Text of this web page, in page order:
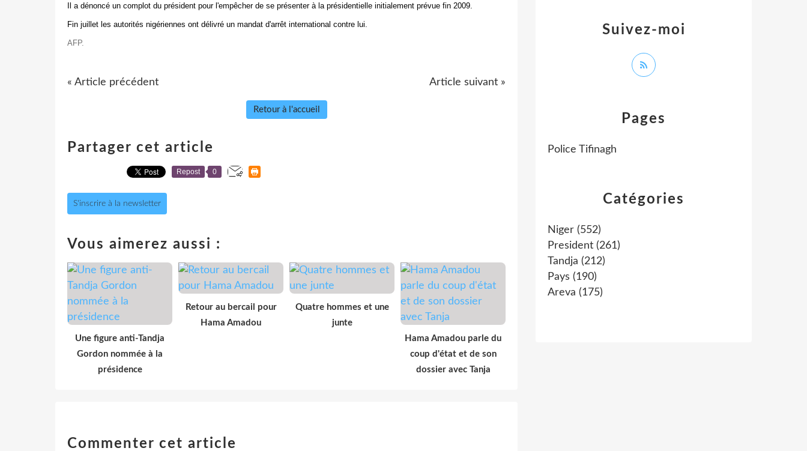
Il a dénoncé un complot du président pour l'empêcher de se présenter à la présidentielle initialement prévue fin 2009.
Fin juillet les autorités nigériennes ont délivré un mandat d'arrêt international contre lui.
AFP.
« Article précédent Article suivant »
Retour à l'accueil
Partager cet article
Repost 0
S'inscrire à la newsletter
Vous aimerez aussi :
Une figure anti-Tandja
Gordon nommée à la
présidence
Retour au bercail pour
Hama Amadou
Quatre hommes et une
junte
Hama Amadou parle du
coup d'état et de son
dossier avec Tanja
Commenter cet article
Catégories
Niger (552)
President (261)
Tandja (212)
Pays (190)
Areva (175)
Pages
Police Tifinagh
Suivez-moi